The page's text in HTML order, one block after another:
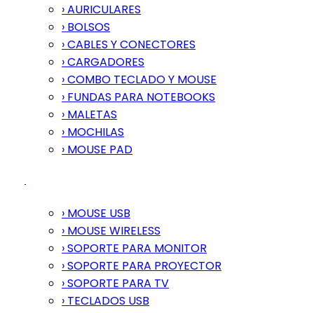
› AURICULARES
› BOLSOS
› CABLES Y CONECTORES
› CARGADORES
› COMBO TECLADO Y MOUSE
› FUNDAS PARA NOTEBOOKS
› MALETAS
› MOCHILAS
› MOUSE PAD
› MOUSE USB
› MOUSE WIRELESS
› SOPORTE PARA MONITOR
› SOPORTE PARA PROYECTOR
› SOPORTE PARA TV
› TECLADOS USB